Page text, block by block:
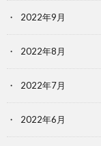
2022年9月
2022年8月
2022年7月
2022年6月